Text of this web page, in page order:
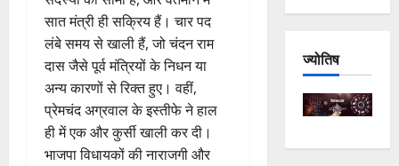
सात मंत्री ही सक्रिय हैं। चार पद
लंबे समय से खाली हैं, जो चंदन राम
दास जैसे पूर्व मंत्रियों के निधन या
अन्य कारणों से रिक्त हुए। वहीं,
प्रेमचंद अग्रवाल के इस्तीफे ने हाल
ही में एक और कुर्सी खाली कर दी।
भाजपा विधायकों की नाराजगी और
ज्योतिष